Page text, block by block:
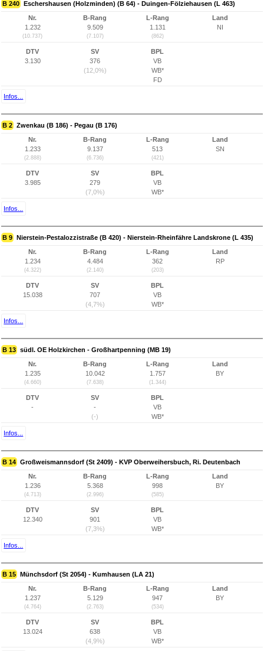
B 240 Eschershausen (Holzminden) (B 64) - Duingen-Fölziehausen (L 463)
Nr.
1.232
(10.737)
B-Rang
9.509
(7.107)
L-Rang
1.131
(862)
Land
NI
DTV
3.130
SV
376
(12,0%)
BPL
VB
WB*
FD
Infos...
B 2 Zwenkau (B 186) - Pegau (B 176)
Nr.
1.233
(2.888)
B-Rang
9.137
(6.736)
L-Rang
513
(421)
Land
SN
DTV
3.985
SV
279
(7,0%)
BPL
VB
WB*
Infos...
B 9 Nierstein-Pestalozzistraße (B 420) - Nierstein-Rheinfähre Landskrone (L 435)
Nr.
1.234
(4.322)
B-Rang
4.484
(2.140)
L-Rang
362
(203)
Land
RP
DTV
15.038
SV
707
(4,7%)
BPL
VB
WB*
Infos...
B 13 südl. OE Holzkirchen - Großhartpenning (MB 19)
Nr.
1.235
(4.660)
B-Rang
10.042
(7.638)
L-Rang
1.757
(1.344)
Land
BY
DTV
-
SV
-
(-)
BPL
VB
WB*
Infos...
B 14 Großweismannsdorf (St 2409) - KVP Oberweihersbuch, Ri. Deutenbach
Nr.
1.236
(4.713)
B-Rang
5.368
(2.996)
L-Rang
998
(585)
Land
BY
DTV
12.340
SV
901
(7,3%)
BPL
VB
WB*
Infos...
B 15 Münchsdorf (St 2054) - Kumhausen (LA 21)
Nr.
1.237
(4.764)
B-Rang
5.129
(2.763)
L-Rang
947
(534)
Land
BY
DTV
13.024
SV
638
(4,9%)
BPL
VB
WB*